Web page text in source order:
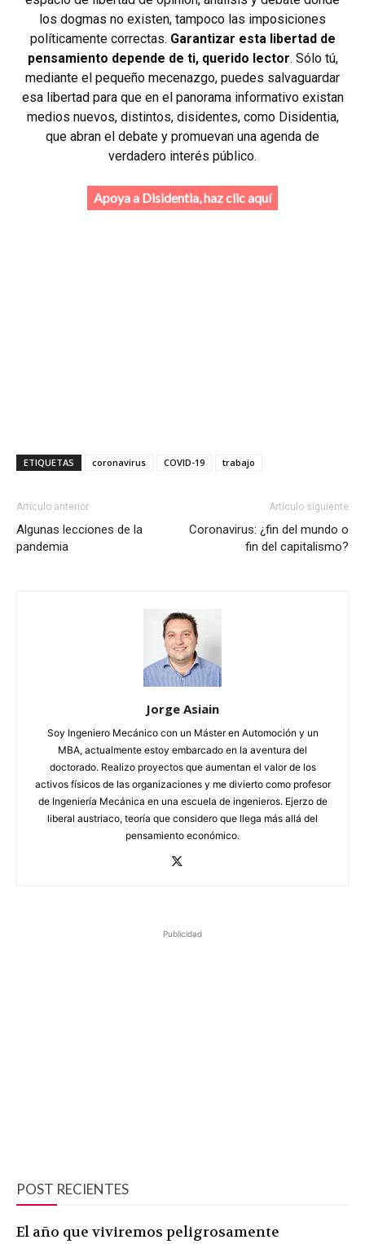
los dogmas no existen, tampoco las imposiciones
políticamente correctas. Garantizar esta libertad de
pensamiento depende de ti, querido lector. Sólo tú,
mediante el pequeño mecenazgo, puedes salvaguardar
esa libertad para que en el panorama informativo existan
medios nuevos, distintos, disidentes, como Disidentia,
que abran el debate y promuevan una agenda de
verdadero interés público.
Apoya a Disidentia, haz clic aquí
ETIQUETAS coronavirus COVID-19 trabajo
Artículo anterior
Algunas lecciones de la
pandemia
Artículo siguiente
Coronavirus: ¿fin del mundo o
fin del capitalismo?
Jorge Asiain
Soy Ingeniero Mecánico con un Máster en Automoción y un
MBA, actualmente estoy embarcado en la aventura del
doctorado. Realizo proyectos que aumentan el valor de los
activos físicos de las organizaciones y me divierto como profesor
de Ingeniería Mecánica en una escuela de ingenieros. Ejerzo de
liberal austriaco, teoría que considero que llega más allá del
pensamiento económico.
Publicidad
POST RECIENTES
El año que viviremos peligrosamente